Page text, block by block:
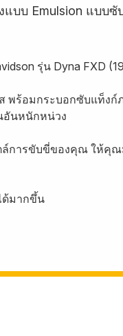
บบ Emulsion แบบ
รุ่น Dyna FXD
พร้อมกระบอกซับแท็
อันหนักหน่วง
การขับขี่ของคุณ ให้คุณ
ด้มากขึ้น